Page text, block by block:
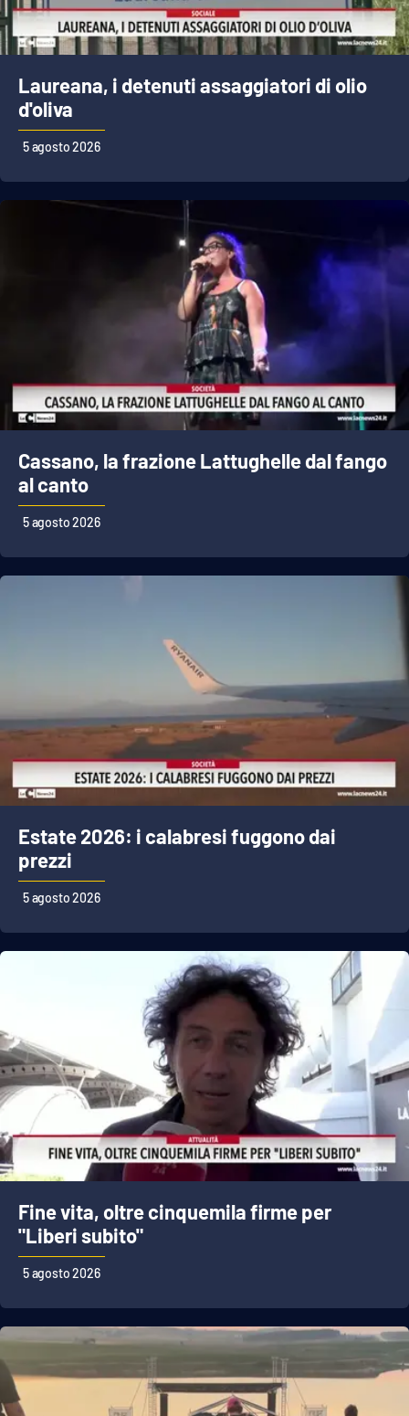
Laureana, i detenuti assaggiatori di olio
d'oliva
5 agosto 2026
Cassano, la frazione Lattughelle dal fango
al canto
5 agosto 2026
Estate 2026: i calabresi fuggono dai
prezzi
5 agosto 2026
Fine vita, oltre cinquemila firme per
"Liberi subito"
5 agosto 2026